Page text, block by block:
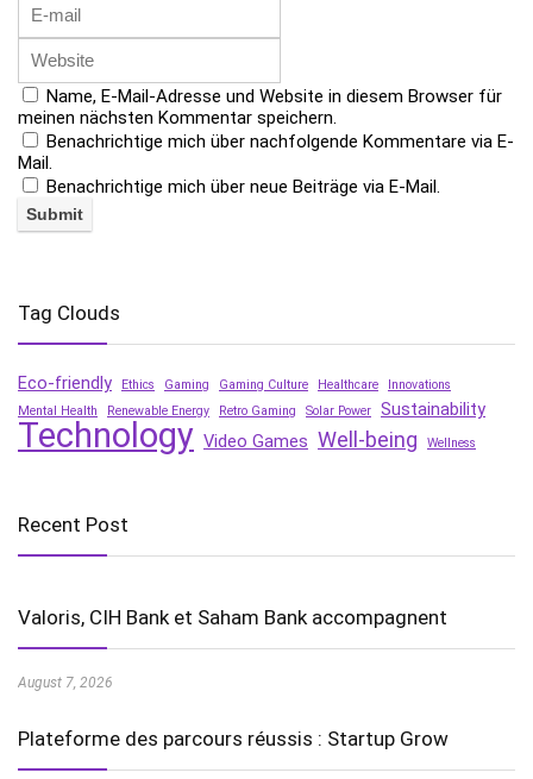
Name, E-Mail-Adresse und Website in diesem Browser für
meinen nächsten Kommentar speichern.
Benachrichtige mich über nachfolgende Kommentare via E-
Mail.
Benachrichtige mich über neue Beiträge via E-Mail.
Tag Clouds
Eco-friendly Ethics Gaming Gaming Culture Healthcare
Innovations
Mental Health
Renewable Energy Retro Gaming Solar Power Sustainability
Technology Video Games Well-being Wellness
Recent Post
Valoris, CIH Bank et Saham Bank accompagnent
August 7, 2026
Plateforme des parcours réussis : Startup Grow